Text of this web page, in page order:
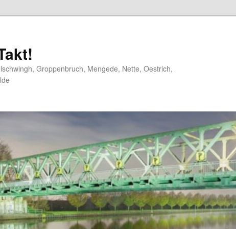
Groppenbruch, Mengede, Nette, Oestrich,